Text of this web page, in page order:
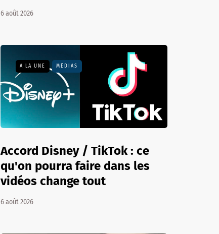
6 août 2026
A LA UNE MÉDIAS
Accord Disney / TikTok : ce
qu'on pourra faire dans les
vidéos change tout
6 août 2026